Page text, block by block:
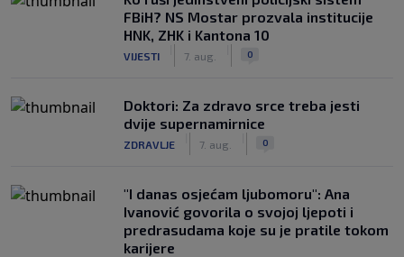
FBiH? NS Mostar prozvala institucije
HNK, ZHK i Kantona 10
VIJESTI 7. aug. 0
Doktori: Za zdravo srce treba jesti
dvije supernamirnice
ZDRAVLJE 7. aug. 0
"I danas osjećam ljubomoru": Ana
Ivanović govorila o svojoj ljepoti i
predrasudama koje su je pratile tokom
karijere